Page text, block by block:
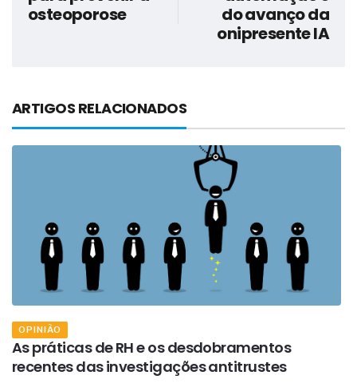
osteoporose
do avanço da
onipresente IA
ARTIGOS RELACIONADOS
OPINIÃO
As práticas de RH e os desdobramentos
recentes das investigações antitrustes